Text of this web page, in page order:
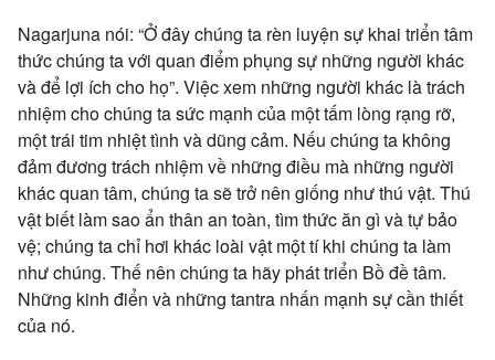
Nagarjuna nói: “Ở đây chúng ta rèn luyện sự khai triển tâm
thức chúng ta với quan điểm phụng sự những người khác
và để lợi ích cho họ”. Việc xem những người khác là trách
nhiệm cho chúng ta sức mạnh của một tấm lòng rạng rỡ,
một trái tim nhiệt tình và dũng cảm. Nếu chúng ta không
đảm đương trách nhiệm về những điều mà những người
khác quan tâm, chúng ta sẽ trở nên giống như thú vật. Thú
vật biết làm sao ẩn thân an toàn, tìm thức ăn gì và tự bảo
vệ; chúng ta chỉ hơi khác loài vật một tí khi chúng ta làm
như chúng. Thế nên chúng ta hãy phát triển Bồ đề tâm.
Những kinh điển và những tantra nhấn mạnh sự cần thiết
của nó.